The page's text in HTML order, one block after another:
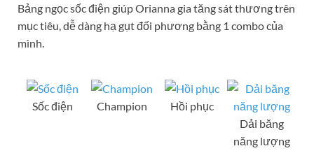
Bảng ngọc sốc điện giúp Orianna gia tăng sát thương trên
mục tiêu, dễ dàng hạ gụt đối phương bằng 1 combo của
mình.
Sốc điện Champion
Hồi phục
Dải băng
năng lượng